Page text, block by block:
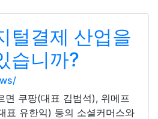
털결제 산업을
습니까?
쿠팡(대표 김범석), 위메프
표 유한익) 등의 소셜커머스와